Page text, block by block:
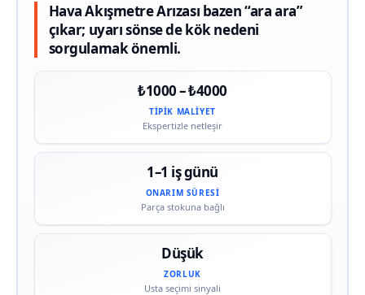
Hava Akışmetre Arızası bazen “ara ara”
çıkar; uyarı sönse de kök nedeni
sorgulamak önemli.
₺1000 – ₺4000
TIPIK MALIYET
Ekspertizle netleşir
1–1 iş günü
ONARIM SÜRESI
Parça stokuna bağlı
Düşük
ZORLUK
Usta seçimi sinyali